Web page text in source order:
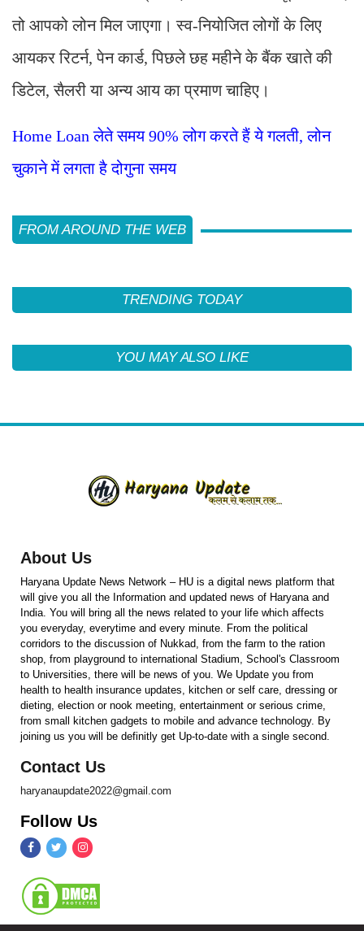
तो आपको लोन मिल जाएगा। स्व-नियोजित लोगों के लिए
आयकर रिटर्न, पेन कार्ड, पिछले छह महीने के बैंक खाते की
डिटेल, सैलरी या अन्य आय का प्रमाण चाहिए।
Home Loan लेते समय 90% लोग करते हैं ये गलती, लोन
चुकाने में लगता है दोगुना समय
FROM AROUND THE WEB
TRENDING TODAY
YOU MAY ALSO LIKE
About Us
Haryana Update News Network – HU is a digital news platform that
will give you all the Information and updated news of Haryana and
India. You will bring all the news related to your life which affects
you everyday, everytime and every minute. From the political
corridors to the discussion of Nukkad, from the farm to the ration
shop, from playground to international Stadium, School's Classroom
to Universities, there will be news of you. We Update you from
health to health insurance updates, kitchen or self care, dressing or
dieting, election or nook meeting, entertainment or serious crime,
from small kitchen gadgets to mobile and advance technology. By
joining us you will be definitly get Up-to-date with a single second.
Contact Us
haryanaupdate2022@gmail.com
Follow Us